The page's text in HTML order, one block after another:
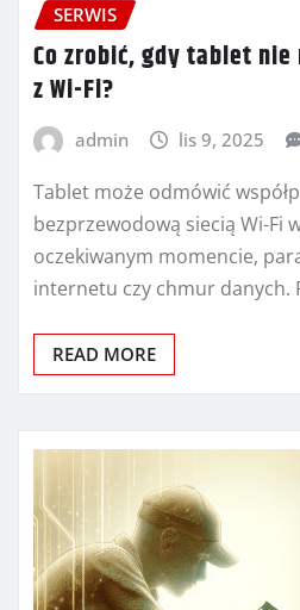
SERWIS
Co zrobić, gdy tablet nie
z Wi-Fi?
admin lis 9, 2025
Tablet może odmówić
bezprzewodową siecią Wi-Fi
oczekiwanym momencie,
internetu czy chmur danych.
READ MORE